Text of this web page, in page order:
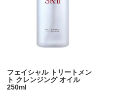
フェイシャル トリートメン
ト クレンジング オイル
250ml